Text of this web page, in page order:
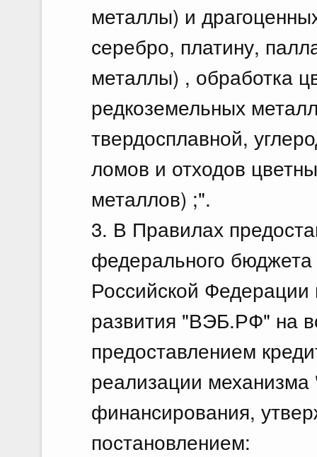
металлы) и
серебро, платину,
металлы) , обработка
редкоземельных
твердосплавной,
ломов и отходов
металлов) ;".
3. В Правилах
федерального
Российской Федерации
развития "ВЭБ.РФ" на
предоставлением
реализации механизма
финансирования,
постановлением: